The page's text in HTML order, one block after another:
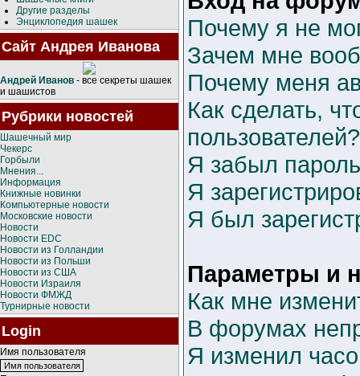
Другие разделы
Энциклопедия шашек
Сайт Андрея Иванова
Андрей Иванов - все секреты шашек
и шашистов
Рубрики новостей
Шашечный мир
Чекерс
Горбыли
Мнения...
Информация
Книжные новинки
Компьютерные новости
Московские новости
Новости
Новости EDC
Новости из Голландии
Новости из Польши
Новости из США
Новости Израиля
Новости ФМЖД
Турнирные новости
Login
Имя пользователя
Почему я не
Зачем мне
Почему меня
Как сделать,
пользователей?
Я забыл
Я
Я был
Параметры и
Как мне
В форумах
Я изменил